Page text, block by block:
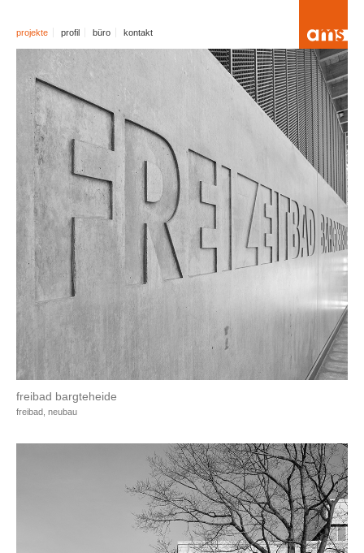
projekte profil büro kontakt
freibad bargteheide
freibad, neubau